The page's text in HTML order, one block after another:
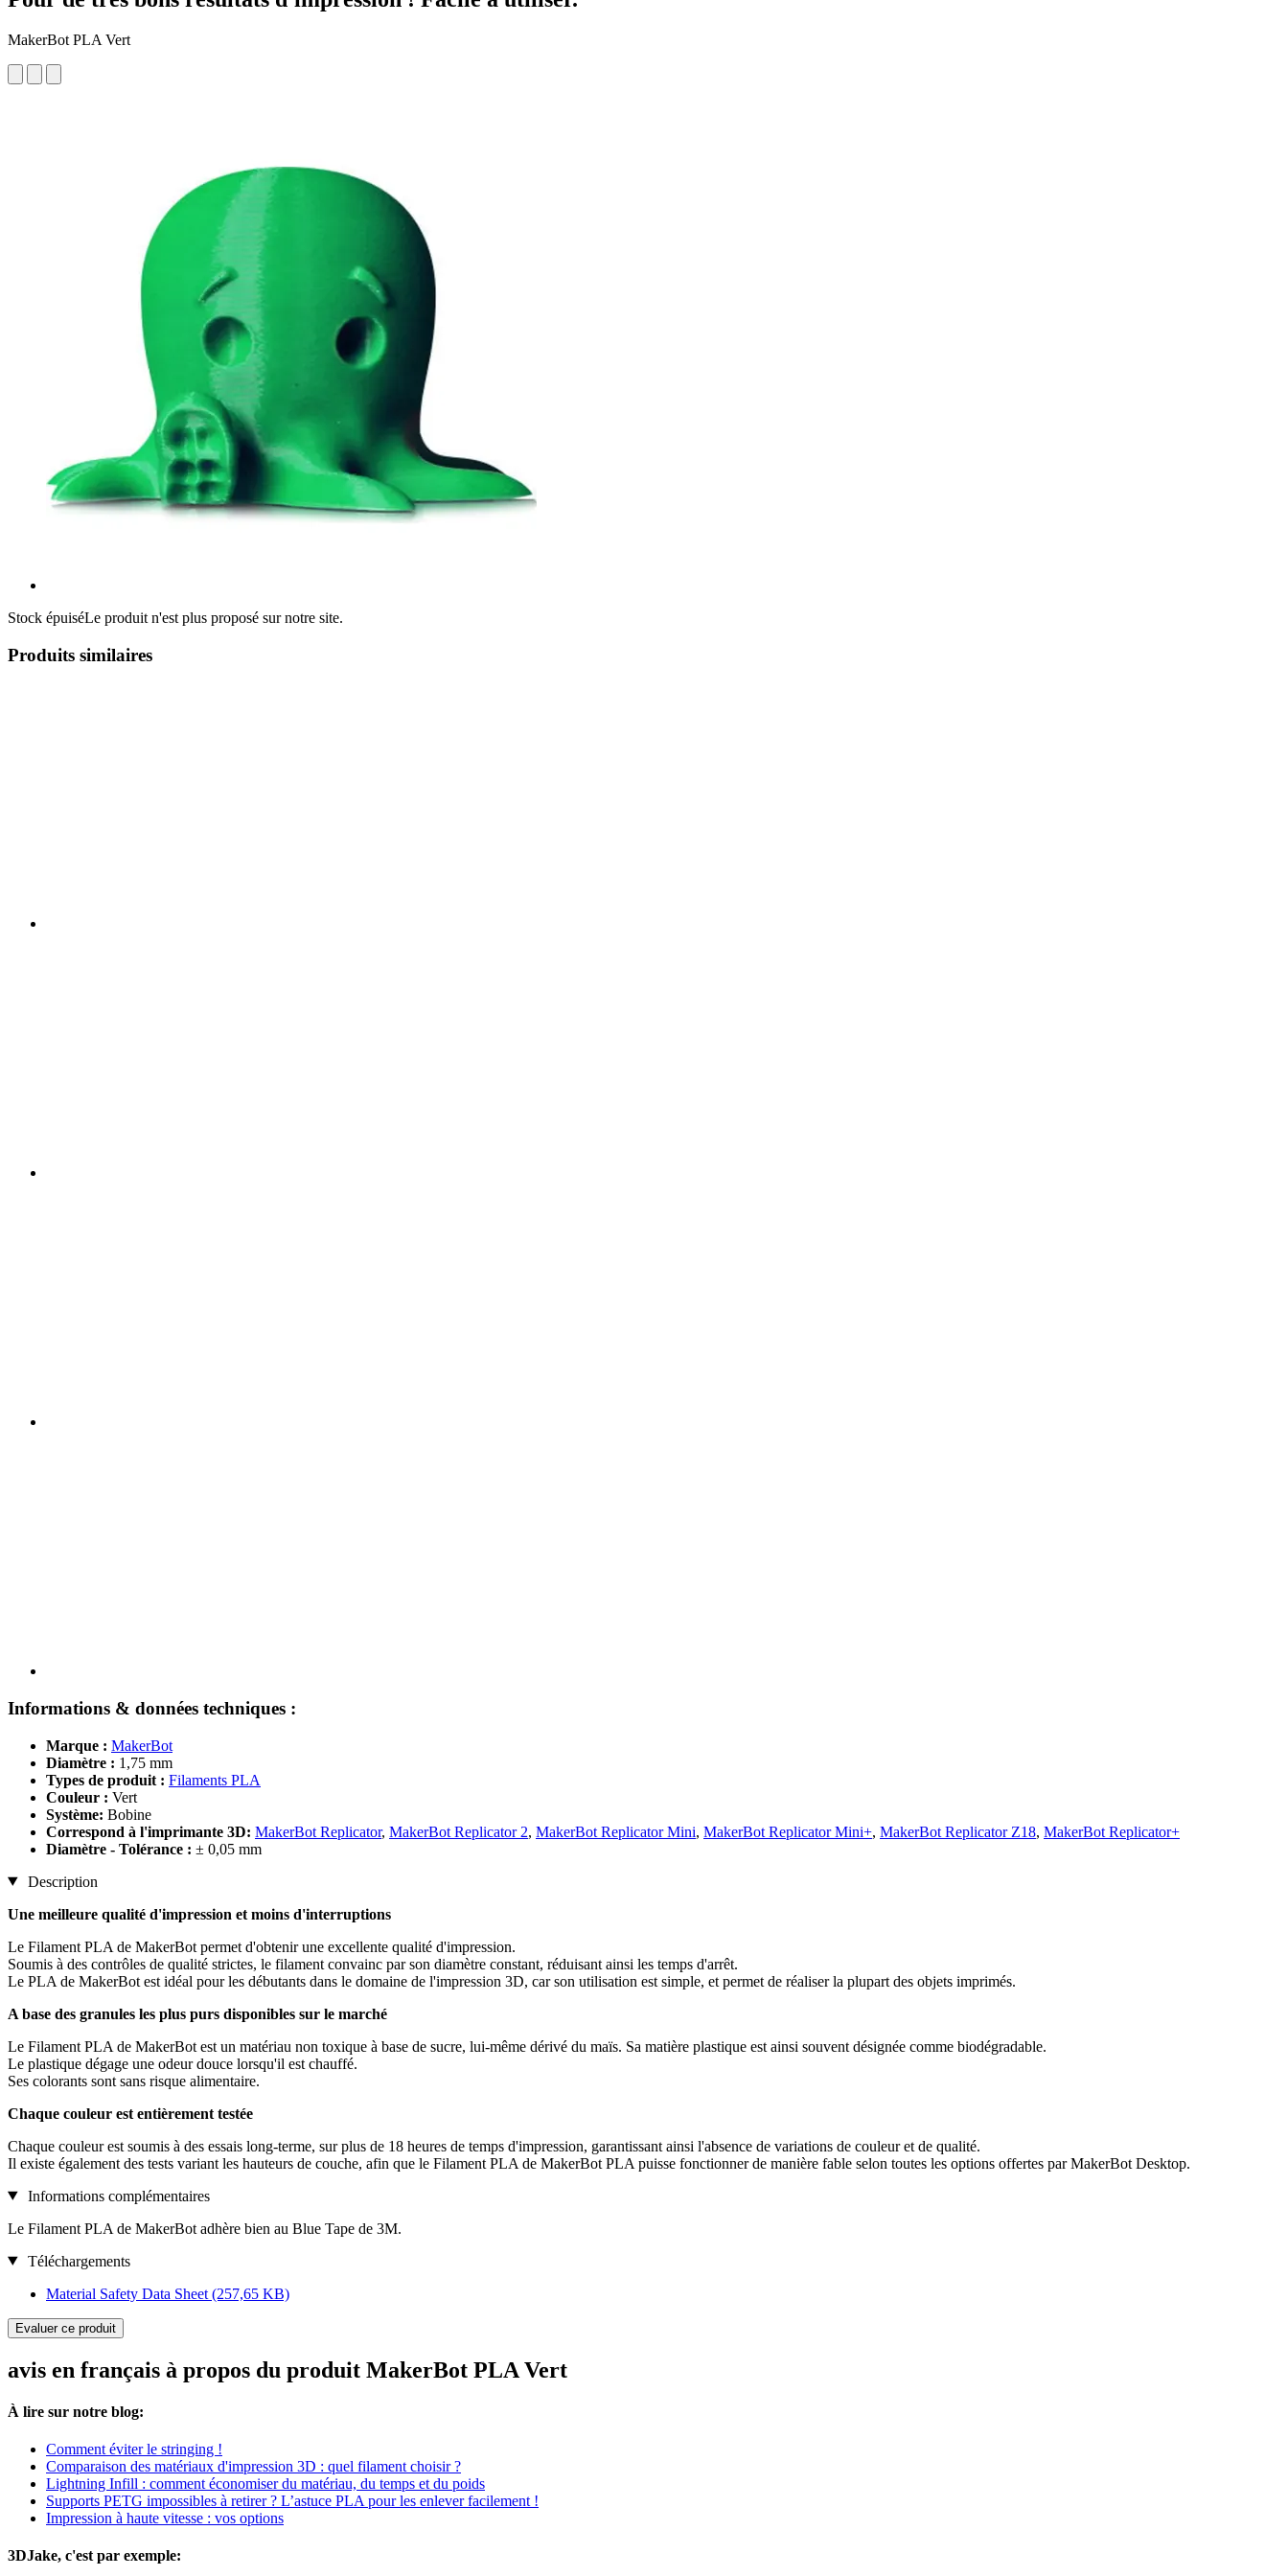
MakerBot PLA Vert
Stock épuiséLe produit n'est plus proposé sur notre site.
Produits similaires
Informations & données techniques :
Marque : MakerBot
Diamètre : 1,75 mm
Types de produit : Filaments PLA
Couleur : Vert
Système: Bobine
Correspond à l'imprimante 3D: MakerBot Replicator, MakerBot Replicator 2, MakerBot Replicator Mini, MakerBot Replicator Mini+, MakerBot Replicator Z18, MakerBot Replicator+
Diamètre - Tolérance : ± 0,05 mm
Description
Une meilleure qualité d'impression et moins d'interruptions
Le Filament PLA de MakerBot permet d'obtenir une excellente qualité d'impression.
Soumis à des contrôles de qualité strictes, le filament convainc par son diamètre constant, réduisant ainsi les temps d'arrêt.
Le PLA de MakerBot est idéal pour les débutants dans le domaine de l'impression 3D, car son utilisation est simple, et permet de réaliser la plupart des objets imprimés.
A base des granules les plus purs disponibles sur le marché
Le Filament PLA de MakerBot est un matériau non toxique à base de sucre, lui-même dérivé du maïs. Sa matière plastique est ainsi souvent désignée comme biodégradable.
Le plastique dégage une odeur douce lorsqu'il est chauffé.
Ses colorants sont sans risque alimentaire.
Chaque couleur est entièrement testée
Chaque couleur est soumis à des essais long-terme, sur plus de 18 heures de temps d'impression, garantissant ainsi l'absence de variations de couleur et de qualité.
Il existe également des tests variant les hauteurs de couche, afin que le Filament PLA de MakerBot PLA puisse fonctionner de manière fable selon toutes les options offertes par MakerBot Desktop.
Informations complémentaires
Le Filament PLA de MakerBot adhère bien au Blue Tape de 3M.
Téléchargements
Material Safety Data Sheet (257,65 KB)
Evaluer ce produit
avis en français à propos du produit MakerBot PLA Vert
À lire sur notre blog:
Comment éviter le stringing !
Comparaison des matériaux d'impression 3D : quel filament choisir ?
Lightning Infill : comment économiser du matériau, du temps et du poids
Supports PETG impossibles à retirer ? L’astuce PLA pour les enlever facilement !
Impression à haute vitesse : vos options
3DJake, c'est par exemple: